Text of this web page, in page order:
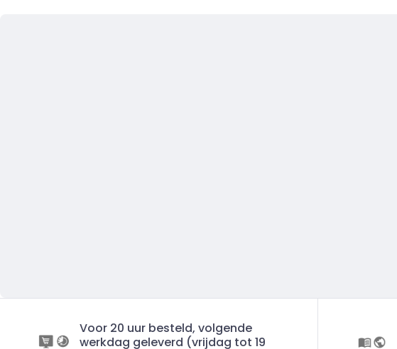
Voor 20 uur besteld, volgende
werkdag geleverd (vrijdag tot 19